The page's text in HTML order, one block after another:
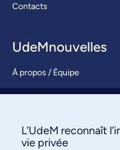
Contacts
UdeMnouvelles
À propos / Équipe
S’abonner
L’UdeM reconnaît
vie privée